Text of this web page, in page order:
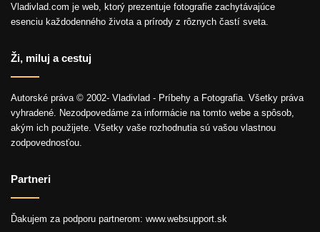
Vladivlad.com je web, ktorý prezentuje fotografie zachytávajúce
esenciu každodenného života a prírody z rôznych častí sveta.
Ži, miluj a cestuj
Autorské práva © 2002- Vladivlad - Príbehy a Fotografia. Všetky práva
vyhradené. Nezodpovedáme za informácie na tomto webe a spôsob,
akým ich použijete. Všetky vaše rozhodnutia sú vašou vlastnou
zodpovednosťou.
Partneri
Ďakujem za podporu partnerom: www.websupport.sk